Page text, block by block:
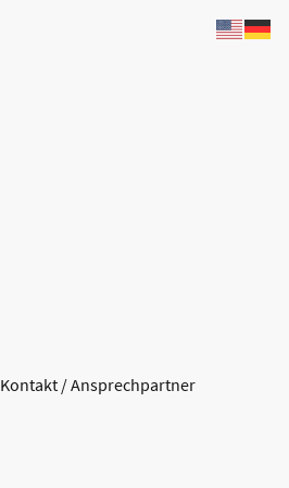
Kontakt / Ansprechpartner